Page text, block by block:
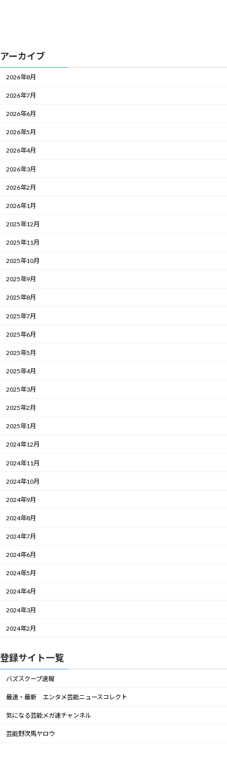
アーカイブ
2026年8月
2026年7月
2026年6月
2026年5月
2026年4月
2026年3月
2026年2月
2026年1月
2025年12月
2025年11月
2025年10月
2025年9月
2025年8月
2025年7月
2025年6月
2025年5月
2025年4月
2025年3月
2025年2月
2025年1月
2024年12月
2024年11月
2024年10月
2024年9月
2024年8月
2024年7月
2024年6月
2024年5月
2024年4月
2024年3月
2024年2月
登録サイト一覧
バズスクープ速報
最速・最新 エンタメ芸能ニュースコレクト
気になる芸能メガ速チャンネル
芸能野次馬ヤロウ